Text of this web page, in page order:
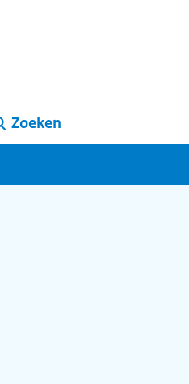
Zoeken